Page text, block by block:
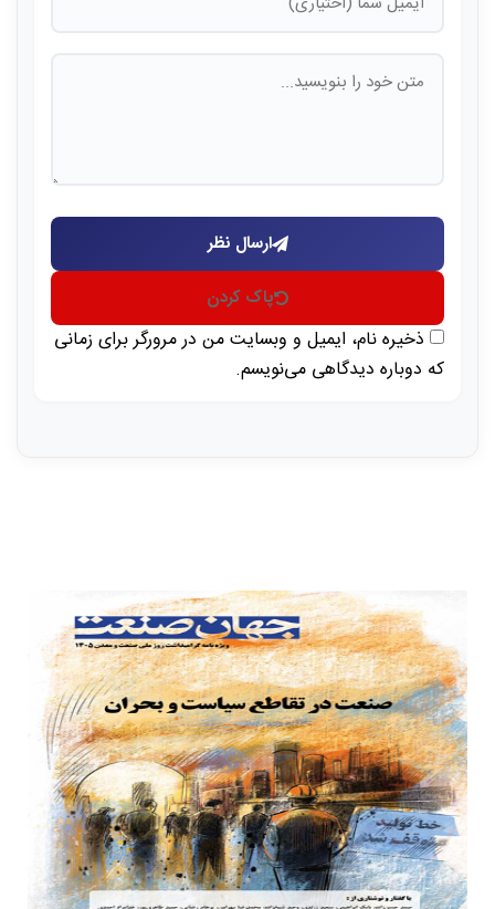
ارسال نظر
پاک کردن
ذخیره نام، ایمیل و وبسایت من در مرورگر برای زمانی
که دوباره دیدگاهی می‌نویسم.